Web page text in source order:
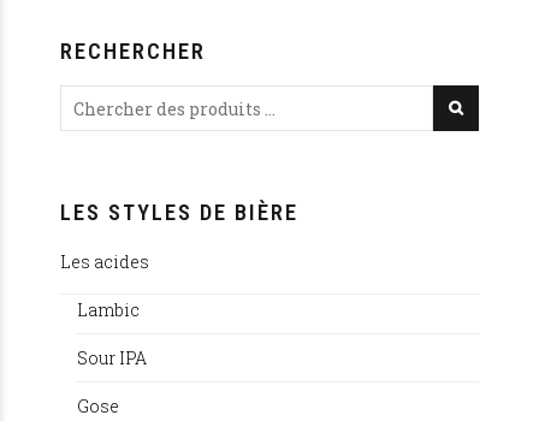
RECHERCHER
LES STYLES DE BIÈRE
Les acides
Lambic
Sour IPA
Gose